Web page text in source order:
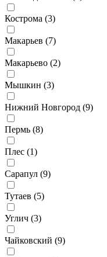
Кострома (3)
Макарьев (7)
Макарьево (2)
Мышкин (3)
Нижний Новгород (9)
Пермь (8)
Плес (1)
Сарапул (9)
Тутаев (5)
Углич (3)
Чайковский (9)